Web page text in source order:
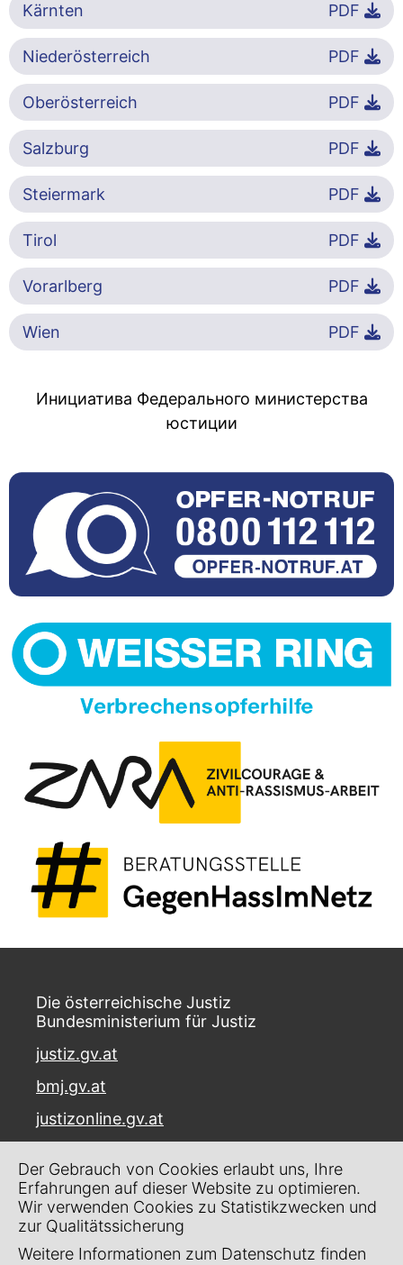
Kärnten PDF
Niederösterreich PDF
Oberösterreich PDF
Salzburg PDF
Steiermark PDF
Tirol PDF
Vorarlberg PDF
Wien PDF
Инициатива Федерального министерства
юстиции
Die österreichische Justiz
Bundesministerium für Justiz
justiz.gv.at
bmj.gv.at
justizonline.gv.at
Museumstraße 7
1070 Wien
Kontakt
Impressum
Der Gebrauch von Cookies erlaubt uns, Ihre
Erfahrungen auf dieser Website zu optimieren.
Wir verwenden Cookies zu Statistikzwecken und
zur Qualitätssicherung
Weitere Informationen zum Datenschutz finden